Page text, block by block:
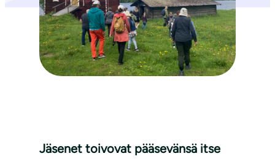
Jäsenet toivovat pääsevänsä itse